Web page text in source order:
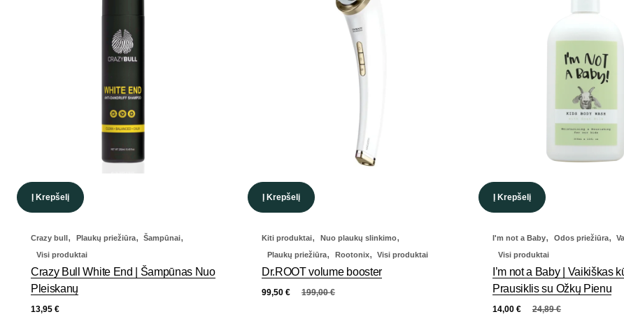
Į Krepšelį
Crazy bull, Plaukų priežiūra, Šampūnai,
Visi produktai
Crazy Bull White End | Šampūnas Nuo
Pleiskanų
13,95 €
Į Krepšelį
Kiti produktai, Nuo plaukų slinkimo,
Plaukų priežiūra, Rootonix, Visi produktai
Dr.ROOT volume booster
199,00€
99,50 €
Į Krepšelį
I'm not a Baby, Odos priežiūra,
Visi produktai
I’m not a Baby | Vaikiškas
Prausiklis su Ožkų Pienu
24,89€
14,00 €